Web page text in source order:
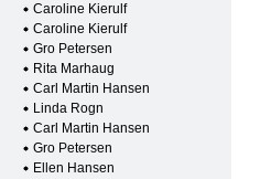
Caroline Kierulf
Caroline Kierulf
Gro Petersen
Rita Marhaug
Carl Martin Hansen
Linda Rogn
Carl Martin Hansen
Gro Petersen
Ellen Hansen